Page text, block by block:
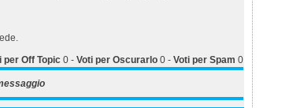
per Off Topic 0 - Voti per Oscurarlo 0 - Voti per Spam 0